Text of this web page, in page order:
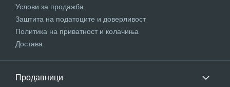
Услови за продажба
Заштита на податоците и доверливост
Политика на приватност и колачиња
Достава
Продавници